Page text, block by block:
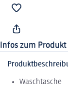
Infos zum Produkt
Waschtasche